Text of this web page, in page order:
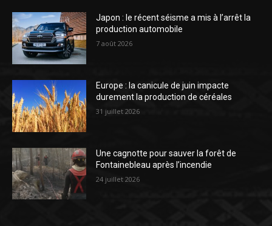
Japon : le récent séisme a mis à l’arrêt la
production automobile
7 août 2026
Europe : la canicule de juin impacte
durement la production de céréales
31 juillet 2026
Une cagnotte pour sauver la forêt de
Fontainebleau après l’incendie
24 juillet 2026